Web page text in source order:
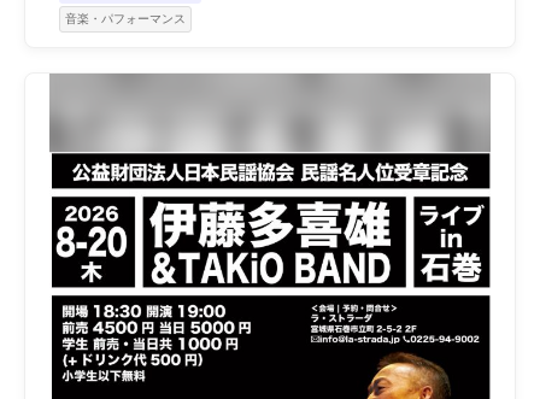
音楽・パフォーマンス